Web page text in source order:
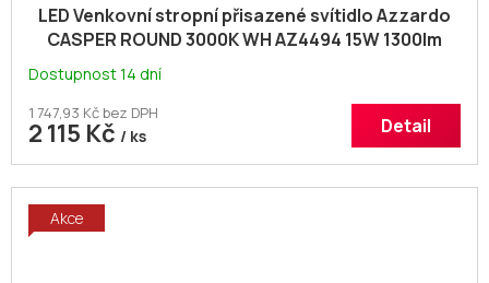
LED Venkovní stropní přisazené svítidlo Azzardo
CASPER ROUND 3000K WH AZ4494 15W 1300lm
Dostupnost 14 dní
1 747,93 Kč bez DPH
2 115 Kč / ks Detail
Akce